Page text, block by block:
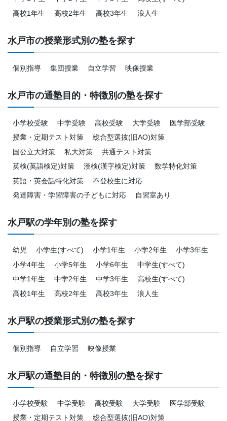
高校1年生
高校2年生 高校3年生 浪人生
水戸市の授業形式別の塾を探す
個別指導 集団授業 自立学習 映像授業
水戸市の通塾目的・特徴別の塾を探す
小学校受験 中学受験 高校受験 大学受験
医学部受験
授業・定期テスト対策
総合型選抜(旧AO)対策
国公立大対策
私大対策
共通テスト対策
英検(英語検定)対策
漢検(漢字検定)対策
数学特化対策
英語・英会話特化対策
不登校生に対応
発達障害・学習障害の子どもに対応
自習室あり
水戸駅の学年別の塾を探す
幼児 小学生(すべて) 小学1年生 小学2年生
小学3年生
小学4年生
小学5年生 小学6年生
中学生(すべて)
中学1年生
中学2年生 中学3年生
高校生(すべて)
高校1年生
高校2年生 高校3年生 浪人生
水戸駅の授業形式別の塾を探す
個別指導 自立学習 映像授業
水戸駅の通塾目的・特徴別の塾を探す
小学校受験 中学受験 高校受験 大学受験
医学部受験
授業・定期テスト対策
総合型選抜(旧AO)対策